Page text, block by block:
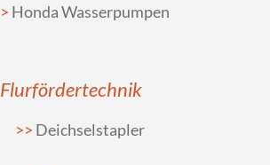
Honda Wasserpumpen
Flurfördertechnik
Deichselstapler